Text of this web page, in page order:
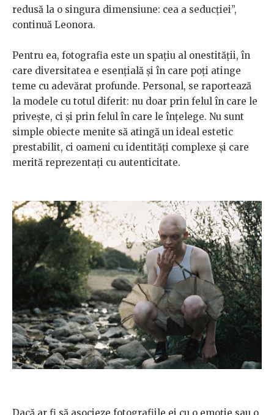
redusă la o singura dimensiune: cea a seducției”,
continuă Leonora.
Pentru ea, fotografia este un spațiu al onestității, în
care diversitatea e esențială și în care poți atinge
teme cu adevărat profunde. Personal, se raportează
la modele cu totul diferit: nu doar prin felul în care le
privește, ci și prin felul în care le înțelege. Nu sunt
simple obiecte menite să atingă un ideal estetic
prestabilit, ci oameni cu identități complexe și care
merită reprezentați cu autenticitate.
Dacă ar fi să asocieze fotografiile ei cu o emoție sau o